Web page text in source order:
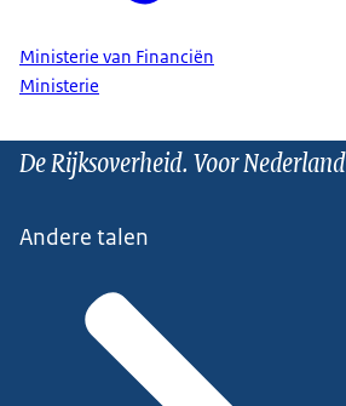
Ministerie van Financiën
Ministerie
De Rijksoverheid. Voor Nederland
Andere talen